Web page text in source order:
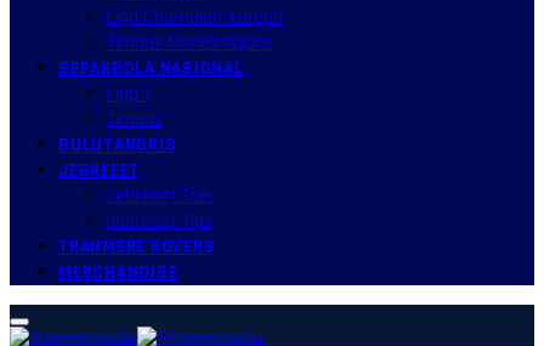
Liga Champion/Europa
Timnas Mancanegara
SEPAKBOLA NASIONAL
Liga 1
Timnas
BULUTANGKIS
JEBREEET
Jebreeet Talk
Jebreeet Tips
TRANMERE ROVERS
MERCHANDISE